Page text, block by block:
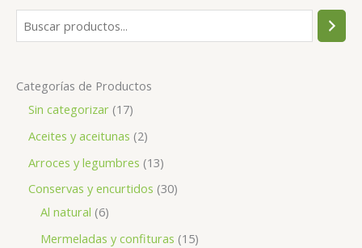
Categorías de Productos
Sin categorizar 17
Aceites y aceitunas 2
Arroces y legumbres 13
Conservas y encurtidos 30
Al natural 6
Mermeladas y confituras 15